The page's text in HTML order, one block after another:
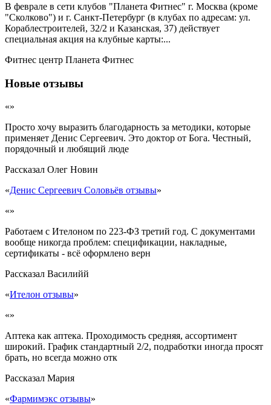
В феврале в сети клубов "Планета Фитнес" г. Москва (кроме
"Сколково") и г. Санкт-Петербург (в клубах по адресам: ул.
Кораблестроителей, 32/2 и Казанская, 37) действует
специальная акция на клубные карты:...
Фитнес центр Планета Фитнес
Новые отзывы
«»
Просто хочу выразить благодарность за методики, которые
применяет Денис Сергеевич. Это доктор от Бога. Честный,
порядочный и любящий люде
Рассказал Олег Новин
«Денис Сергеевич Соловьёв отзывы»
«»
Работаем с Ителоном по 223-ФЗ третий год. С документами
вообще никогда проблем: спецификации, накладные,
сертификаты - всё оформлено верн
Рассказал Василийй
«Ителон отзывы»
«»
Аптека как аптека. Проходимость средняя, ассортимент
широкий. График стандартный 2/2, подработки иногда просят
брать, но всегда можно отк
Рассказал Мария
«Фармимэкс отзывы»